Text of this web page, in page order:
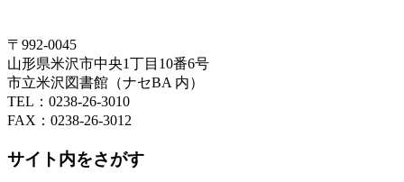
〒992-0045
山形県米沢市中央1丁目10番6号
市立米沢図書館（ナセBA 内）
TEL：0238-26-3010
FAX：0238-26-3012
サイト内をさがす